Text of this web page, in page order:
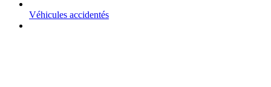
Véhicules accidentés